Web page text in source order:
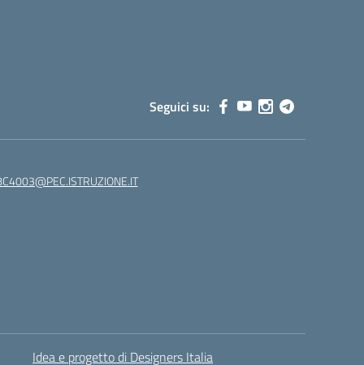
Seguici su:
Idea e progetto di Designers Italia